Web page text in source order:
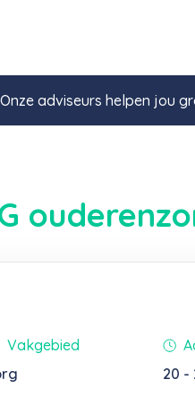
adviseurs helpen jou
Vakgebied
20 -